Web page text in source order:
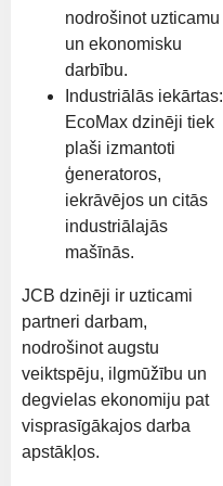
nodrošinot uzticamu
un ekonomisku
darbību.
Industriālās iekārtas:
EcoMax dzinēji tiek
plaši izmantoti
ģeneratoros,
iekrāvējos un citās
industriālajās
mašīnās.
JCB dzinēji ir uzticami
partneri darbam,
nodrošinot augstu
veiktspēju, ilgmūžību un
degvielas ekonomiju pat
visprasīgākajos darba
apstākļos.